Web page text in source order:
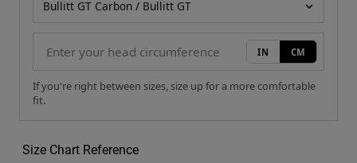
IN CM
If you're right between sizes, size up for a more comfortable
fit.
Size Chart Reference